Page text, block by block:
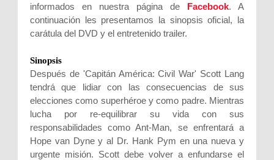
informados en nuestra página de Facebook. A
continuación les presentamos la sinopsis oficial, la
carátula del DVD y el entretenido trailer.
Sinopsis
Después de 'Capitán América: Civil War' Scott Lang
tendrá que lidiar con las consecuencias de sus
elecciones como superhéroe y como padre. Mientras
lucha por re-equilibrar su vida con sus
responsabilidades como Ant-Man, se enfrentará a
Hope van Dyne y al Dr. Hank Pym en una nueva y
urgente misión. Scott debe volver a enfundarse el